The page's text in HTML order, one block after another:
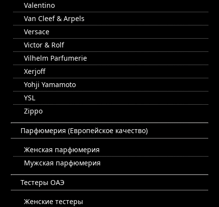
Valentino
Van Cleef & Arpels
Versace
Victor & Rolf
Vilhelm Parfumerie
Xerjoff
Yohji Yamamoto
YSL
Zippo
Парфюмерия (Европейское качество)
Женская парфюмерия
Мужская парфюмерия
Тестеры ОАЭ
Женские тестеры